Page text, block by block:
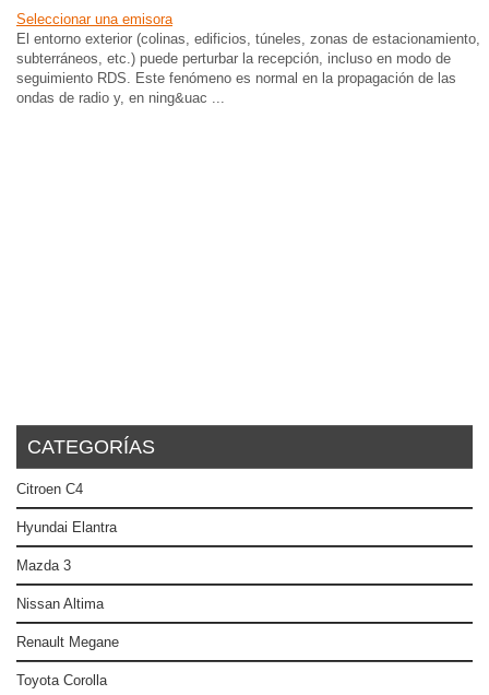
Seleccionar una emisora
El entorno exterior (colinas, edificios, túneles, zonas de estacionamiento,
subterráneos, etc.) puede perturbar la recepción, incluso en modo de
seguimiento RDS. Este fenómeno es normal en la propagación de las
ondas de radio y, en ning&uac ...
CATEGORÍAS
Citroen C4
Hyundai Elantra
Mazda 3
Nissan Altima
Renault Megane
Toyota Corolla